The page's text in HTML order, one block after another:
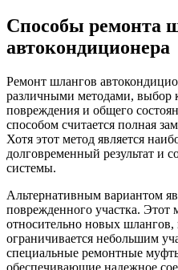
Способы ремонта
автокондиционера
Ремонт шлангов
различными методами, выбор
повреждения и общего
способом считается полная
Хотя этот метод является
долговременный результат и
системы.
Альтернативным вариантом
поврежденного участка. Этот
относительно новых шлангов,
ограничивается небольшим
специальные ремонтные